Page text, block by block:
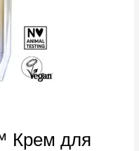
Крем для